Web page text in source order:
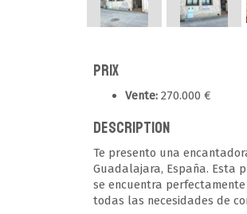
Prix
Vente: 270.000 €
Description
Te presento una
Guadalajara, España. Esta
se encuentra
todas las necesidades de